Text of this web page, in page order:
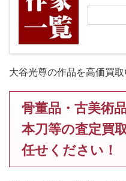
大谷光尊の作品を高価買
骨董品・古美術
本刀等の査定買
任せください！